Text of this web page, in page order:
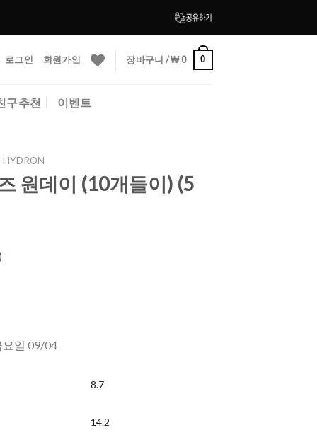
로그인 회원가입 장바구니 /₩0 0
구추천 이벤트
HYDRON
원데이 (10개들이) (5
일 09/04
8.7
14.2